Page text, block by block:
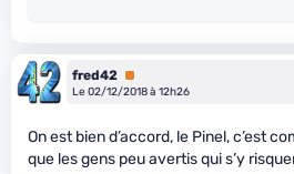
fred42 Premium
Le 02/12/2018 à 12h26
On est bien d’accord, le Pinel, c’est
que les gens peu avertis qui s’y